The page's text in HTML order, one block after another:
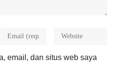
email, dan situs web saya